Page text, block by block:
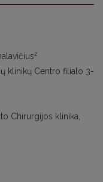
2
klinikų Centro filialo 3-
Chirurgijos klinika,